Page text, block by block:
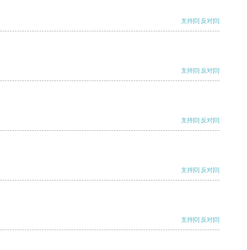
支持[0] 反对[0]
支持[0] 反对[0]
支持[0] 反对[0]
支持[0] 反对[0]
支持[0] 反对[0]